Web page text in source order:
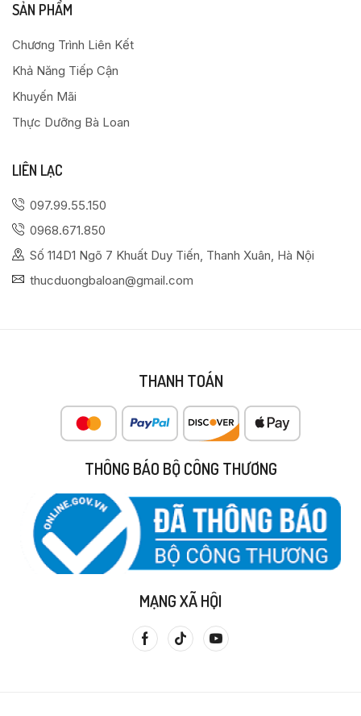
SẢN PHẨM
Chương Trình Liên Kết
Khả Năng Tiếp Cận
Khuyến Mãi
Thực Dưỡng Bà Loan
LIÊN LẠC
097.99.55.150
0968.671.850
Số 114D1 Ngõ 7 Khuất Duy Tiến, Thanh Xuân, Hà Nội
thucduongbaloan@gmail.com
THANH TOÁN
THÔNG BÁO BỘ CÔNG THƯƠNG
MẠNG XÃ HỘI